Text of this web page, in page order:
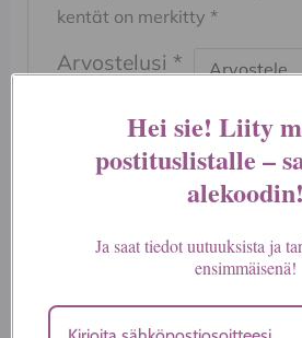
kentät on merkitty *
Arvostelusi *
Arviosi*
Hei sie! Liity
postituslistalle –
alekoodin!
Ja saat tiedot uutuuksista ja
ensimmäisenä!